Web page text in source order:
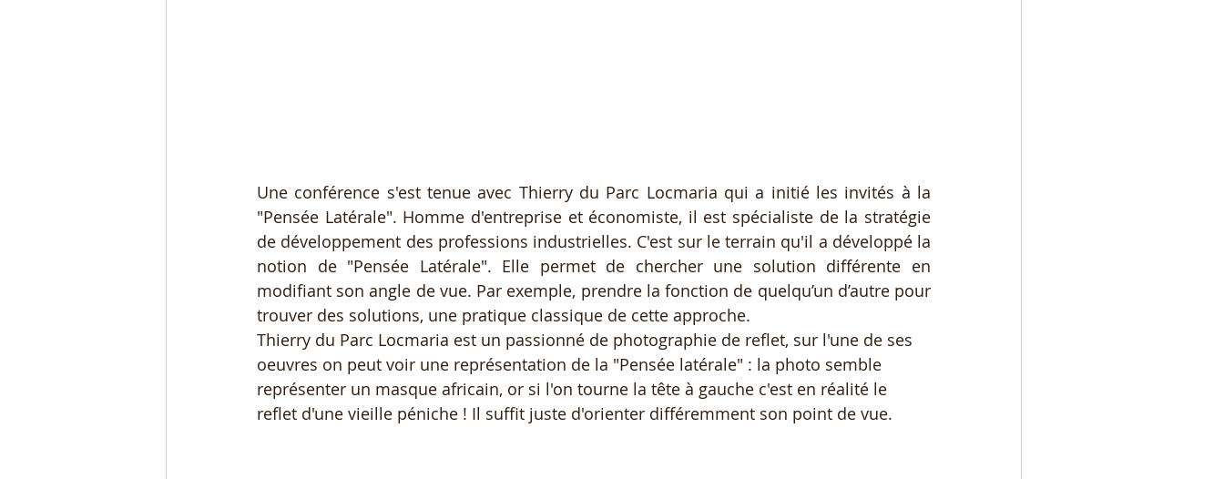
Une conférence s'est tenue avec Thierry du Parc Locmaria qui a initié les invités à la
"Pensée Latérale". Homme d'entreprise et économiste, il est spécialiste de la stratégie
de développement des professions industrielles. C'est sur le terrain qu'il a développé la
notion de "Pensée Latérale". Elle permet de chercher une solution différente en
modifiant son angle de vue. Par exemple, prendre la fonction de quelqu’un d’autre pour
trouver des solutions, une pratique classique de cette approche.
Thierry du Parc Locmaria est un passionné de photographie de reflet, sur l'une de ses
oeuvres on peut voir une représentation de la "Pensée latérale" : la photo semble
représenter un masque africain, or si l'on tourne la tête à gauche c'est en réalité le
reflet d'une vieille péniche ! Il suffit juste d'orienter différemment son point de vue.